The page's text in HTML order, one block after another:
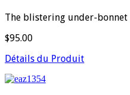
The blistering under-bonnet
$95.00
Détails du Produit